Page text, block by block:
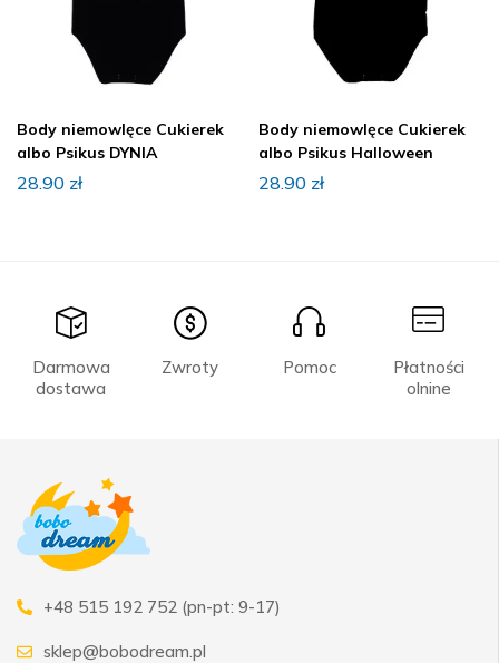
Body niemowlęce Cukierek
albo Psikus DYNIA
28.90 zł
Body niemowlęce Cukierek
albo Psikus Halloween
28.90 zł
Darmowa
dostawa
Zwroty Pomoc
Płatności
olnine
+48 515 192 752 (pn-pt: 9-17)
sklep@bobodream.pl